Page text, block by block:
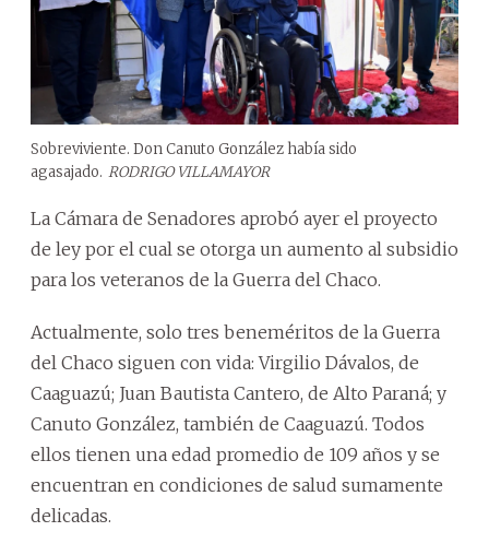
Sobreviviente. Don Canuto González había sido
agasajado. RODRIGO VILLAMAYOR
La Cámara de Senadores aprobó ayer el proyecto
de ley por el cual se otorga un aumento al subsidio
para los veteranos de la Guerra del Chaco.
Actualmente, solo tres beneméritos de la Guerra
del Chaco siguen con vida: Virgilio Dávalos, de
Caaguazú; Juan Bautista Cantero, de Alto Paraná; y
Canuto González, también de Caaguazú. Todos
ellos tienen una edad promedio de 109 años y se
encuentran en condiciones de salud sumamente
delicadas.